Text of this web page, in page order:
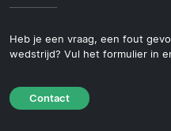
Heb je een vraag, een fout
wedstrijd? Vul het formulier in
Contact